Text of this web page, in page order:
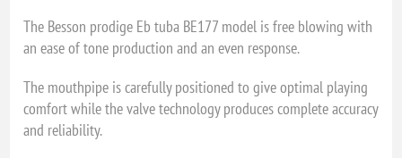
The Besson prodige Eb tuba BE177 model is free blowing with
an ease of tone production and an even response.
The mouthpipe is carefully positioned to give optimal playing
comfort while the valve technology produces complete accuracy
and reliability.